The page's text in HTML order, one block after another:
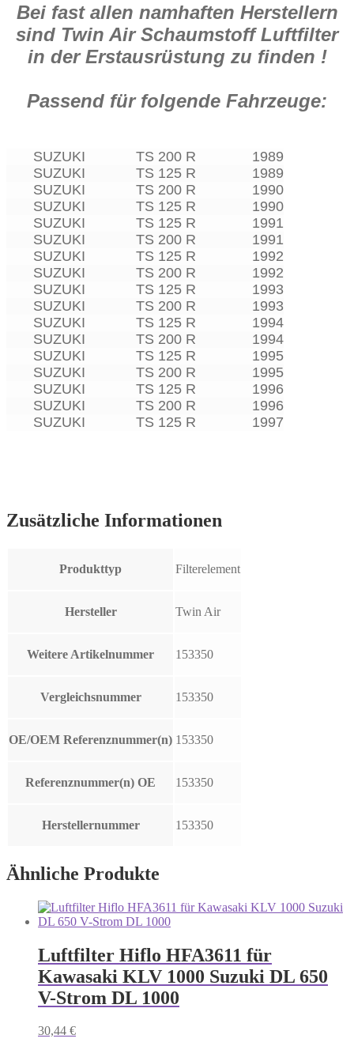
Bei fast allen namhaften Herstellern
sind Twin Air Schaumstoff Luftfilter
in der Erstausrüstung zu finden !
Passend für folgende Fahrzeuge:
SUZUKI TS 200 R
1989
SUZUKI
TS 125 R
1989
SUZUKI
TS 200 R
1990
SUZUKI
TS 125 R
1990
SUZUKI
TS 125 R
1991
SUZUKI
TS 200 R
1991
SUZUKI
TS 125 R
1992
SUZUKI
TS 200 R
1992
SUZUKI
TS 125 R
1993
SUZUKI
TS 200 R
1993
SUZUKI
TS 125 R
1994
SUZUKI
TS 200 R
1994
SUZUKI
TS 125 R
1995
SUZUKI
TS 200 R
1995
SUZUKI
TS 125 R
1996
SUZUKI
TS 200 R
1996
SUZUKI
TS 125 R 1997
Zusätzliche Informationen
Produkttyp Filterelement
Hersteller Twin Air
Weitere Artikelnummer 153350
Vergleichsnummer 153350
OE/OEM Referenznummer(n) 153350
Referenznummer(n) OE 153350
Herstellernummer 153350
Ähnliche Produkte
Luftfilter Hiflo HFA3611 für
Kawasaki KLV 1000 Suzuki DL 650
V-Strom DL 1000
30,44 €